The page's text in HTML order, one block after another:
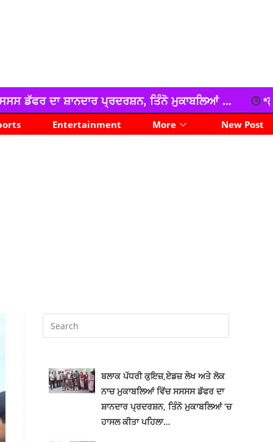
ਤਿੰਨੋ ਮੁਕਾਬਲਿਆਂ ... *ਲੁੱਟ ਖੋਹ ਕੀਤੇ ਟਰਾਲੇ ਸਮੇਤ
Entertainment More New Post
ਬਲਾਕ ਪੱਧਰੀ ਕੁਇਜ਼,ਏਡਜ਼ ਲੇਖ ਅਤੇ ਲੋਕ
ਨਾਚ ਮੁਕਾਬਲਿਆਂ ਵਿੱਚ ਸਸਸਸ ਡੱਫਰ ਦਾ
ਸ਼ਾਨਦਾਰ ਪ੍ਰਦਰਸ਼ਨ, ਤਿੰਨੋ ਮੁਕਾਬਲਿਆਂ ‘ਚ
ਹਾਸਲ ਕੀਤਾ ਪਹਿਲਾ…